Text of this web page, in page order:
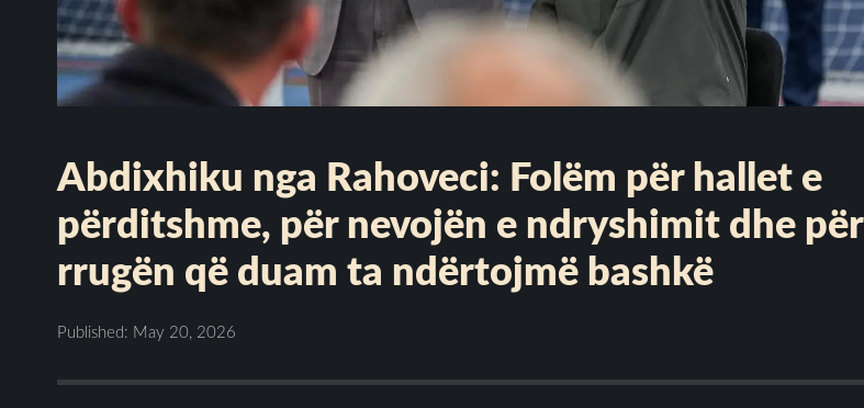
Abdixhiku nga Rahoveci: Folëm për hallet e
përditshme, për nevojën e ndryshimit dhe për
rrugën që duam ta ndërtojmë bashkë
Published: May 20, 2026